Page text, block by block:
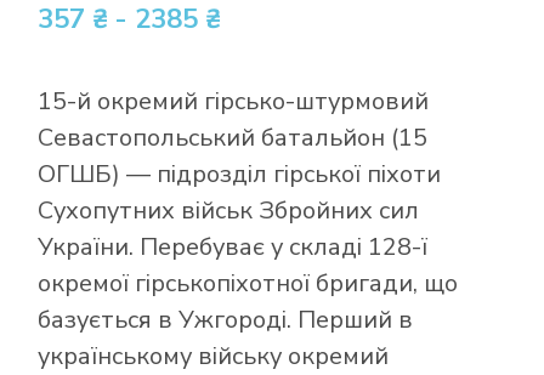
357 ₴ - 2385 ₴
15-й окремий гірсько-штурмовий
Севастопольський батальйон (15
ОГШБ) — підрозділ гірської піхоти
Сухопутних військ Збройних сил
України. Перебуває у складі 128-ї
окремої гірськопіхотної бригади, що
базується в Ужгороді. Перший в
українському війську окремий